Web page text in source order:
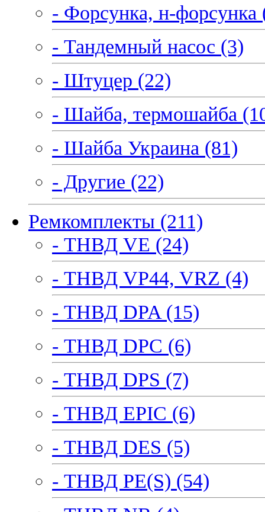
- Форсунка, н-форсунка
- Тандемный насос (3)
- Штуцер (22)
- Шайба, термошайба
- Шайба Украина (81)
- Другие (22)
Ремкомплекты (211)
- ТНВД VE (24)
- ТНВД VP44, VRZ (4)
- ТНВД DPA (15)
- ТНВД DPC (6)
- ТНВД DPS (7)
- ТНВД EPIC (6)
- ТНВД DES (5)
- ТНВД PE(S) (54)